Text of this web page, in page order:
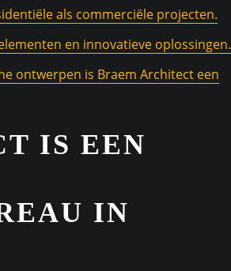
als commerciële projecten.
en innovatieve oplossingen.
ontwerpen is Braem Architect een
IS EEN
IN